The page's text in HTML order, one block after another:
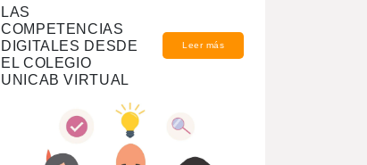
LAS
COMPETENCIAS
DIGITALES DESDE
EL COLEGIO
UNICAB VIRTUAL
Leer más